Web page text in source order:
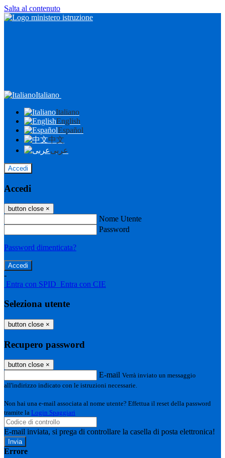
Salta al contenuto
Italiano
Italiano
English
Español
中文
عربى
Accedi
Accedi
button close ×
Nome Utente
Password
Password dimenticata?
-
Entra con SPID Entra con CIE
Seleziona utente
button close ×
Recupero password
button close ×
E-mail Verrà inviato un messaggio
all'indirizzo indicato con le istruzioni necessarie.
Non hai una e-mail associata al nome utente? Effettua il reset della password
tramite la Login Spaggiari
E-mail inviata, si prega di controllare la casella di posta elettronica!
Errore